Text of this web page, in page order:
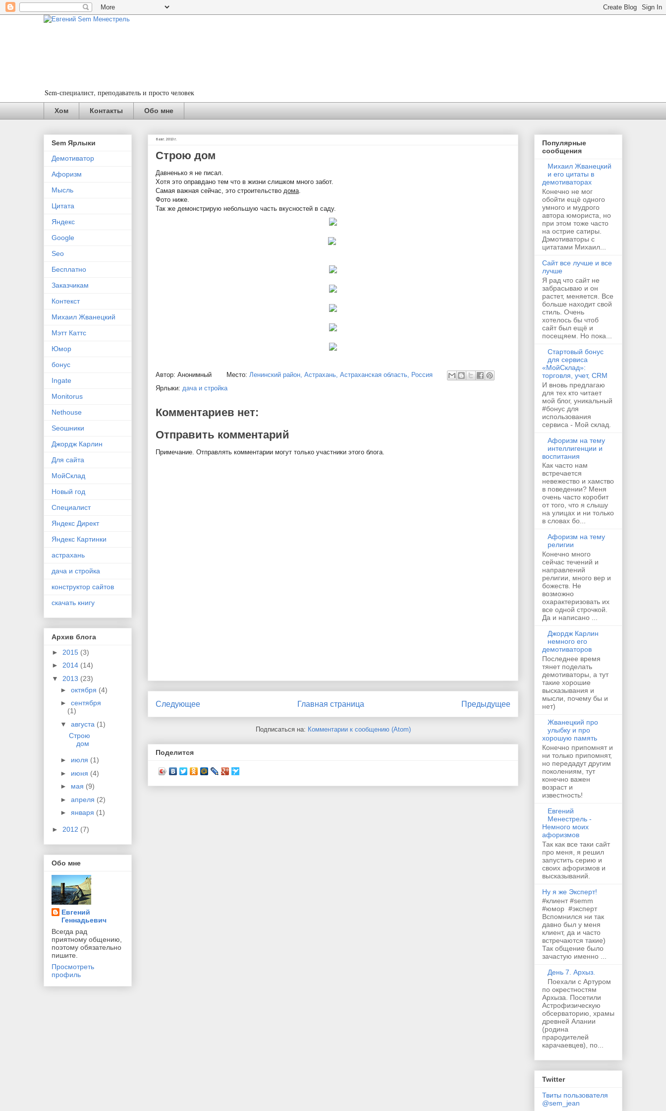
Sem-специалист, преподаватель и просто человек
Хом Контакты Обо мне
6 авг. 2013 г.
Строю дом
Давненько я не писал.
Хотя это оправдано тем что в жизни слишком много забот.
Самая важная сейчас, это строительство дома
Фото ниже.
Так же демонстрирую небольшую часть вкусностей в саду.
Автор: Анонимный Место: Ленинский район, Астрахань, Астраханская область, Россия
Ярлыки: дача и стройка
Комментариев нет:
Отправить комментарий
Примечание. Отправлять комментарии могут только участники этого блога.
Следующее Предыдущее
Главная страница
Подписаться на: Комментарии к сообщению (Atom)
Поделится
Sem Ярлыки
Демотиватор
Афоризм
Мысль
Цитата
Яндекс
Google
Seo
Бесплатно
Заказчикам
Контекст
Михаил Жванецкий
Мэтт Каттс
Юмор
бонус
Ingate
Monitorus
Nethouse
Seoшники
Джордж Карлин
Для сайта
МойСклад
Новый год
Специалист
Яндекс Директ
Яндекс Картинки
астрахань
дача и стройка
конструктор сайтов
скачать книгу
Архив блога
► 2015 (3)
► 2014 (14)
▼ 2013 (23)
► октября (4)
► сентября
(1)
▼ августа (1)
Строю
дом
► июля (1)
► июня (4)
► мая (9)
► апреля (2)
► января (1)
► 2012 (7)
Обо мне
Евгений
Геннадьевич
Всегда рад
приятному общению,
поэтому обязательно
пишите.
Просмотреть
профиль
Популярные
сообщения
Михаил Жванецкий
и его цитаты в
демотиваторах
Конечно не мог
обойти ещё одного
умного и мудрого
автора юмориста, но
при этом тоже часто
на острие сатиры.
Дэмотиваторы с
цитатами Михаил...
Сайт все лучше и все
лучше
Я рад что сайт не
забрасываю и он
растет, меняется. Все
больше находит свой
стиль. Очень
хотелось бы чтоб
сайт был ещё и
посещяем. Но пока...
Стартовый бонус
для сервиса
«МойСклад»:
торговля, учет, CRM
И вновь предлагаю
для тех кто читает
мой блог, уникальный
#бонус для
использования
сервиса - Мой склад.
Афоризм на тему
интеллигенции и
воспитания
Как часто нам
встречается
невежество и хамство
в поведении? Меня
очень часто коробит
от того, что я слышу
на улицах и ни только
в словах бо...
Афоризм на тему
религии
Конечно много
сейчас течений и
направлений
религии, много вер и
божеств. Не
возможно
охарактеризовать их
все одной строчкой.
Да и написано ...
Джордж Карлин
немного его
демотиваторов
Последнее время
тянет поделать
демотиваторы, а тут
такие хорошие
высказывания и
мысли, почему бы и
нет)
Жванецкий про
улыбку и про
хорошую память
Конечно припомнят и
ни только припомнят,
но передадут другим
поколениям, тут
конечно важен
возраст и
известность!
Евгений
Менестрель -
Немного моих
афоризмов
Так как все таки сайт
про меня, я решил
запустить серию и
своих афоризмов и
высказываний.
Ну я же Эксперт!
#клиент #semm
#юмор #эксперт
Вспомнился ни так
давно был у меня
клиент, да и часто
встречаются такие)
Так общение было
зачастую именно ...
День 7. Архыз.
Поехали с Артуром
по окрестностям
Архыза. Посетили
Астрофизическую
обсерваторию, храмы
древней Алании
(родина
прародителей
карачаевцев), по...
Twitter
Твиты пользователя
@sem_jean